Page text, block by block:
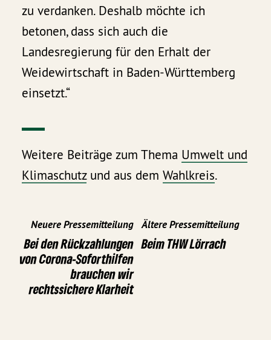
zu verdanken. Deshalb möchte ich
betonen, dass sich auch die
Landesregierung für den Erhalt der
Weidewirtschaft in Baden-Württemberg
einsetzt.“
Weitere Beiträge zum Thema Umwelt und
Klimaschutzund aus demWahlkreis.
Neuere Pressemitteilung
Bei den Rückzahlungen
von Corona-Soforthilfen
brauchen wir
rechtssichere Klarheit
Ältere Pressemitteilung
Beim THW Lörrach